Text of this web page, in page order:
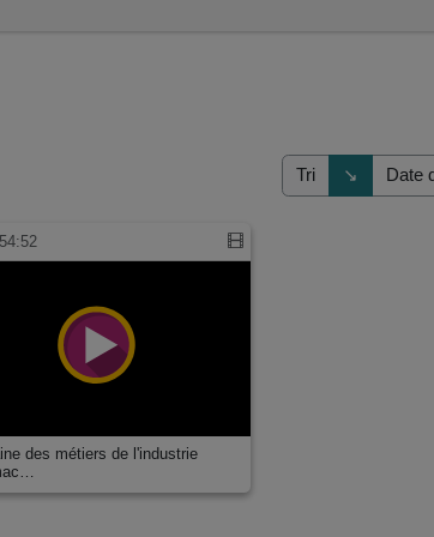
Tri ↘
Direction de tri
des métiers de l'industrie